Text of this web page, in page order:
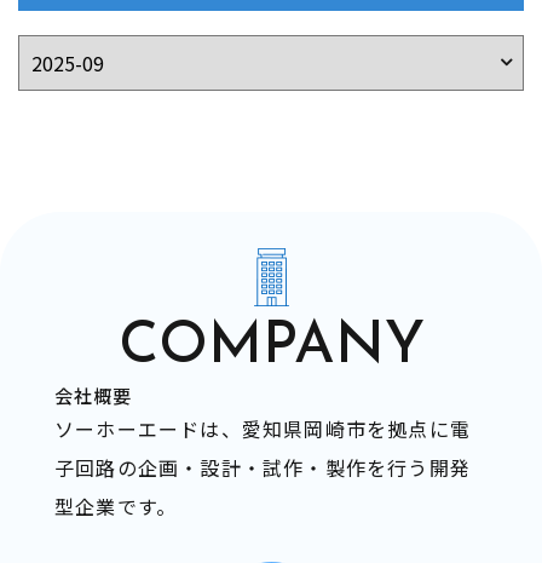
COMPANY
会社概要
ソーホーエードは、愛知県岡崎市を拠点に電
子回路の企画・設計・試作・製作を行う開発
型企業です。